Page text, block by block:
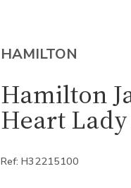
HAMILTON
Hamilton
Heart Lady
Ref: H32215100